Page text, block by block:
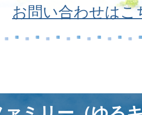
お問い合わせはこ